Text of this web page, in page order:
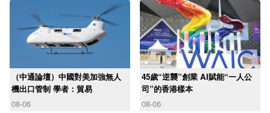
（中通論壇）中國對美加強無人
機出口管制 學者：貿易
08-06
45歲“逆襲”創業 AI賦能“一人公
司”的香港樣本
08-06